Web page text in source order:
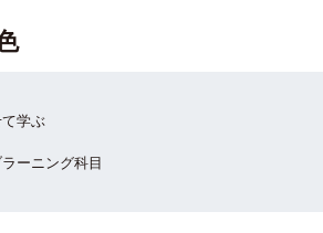
学ぶ
ーニング科目